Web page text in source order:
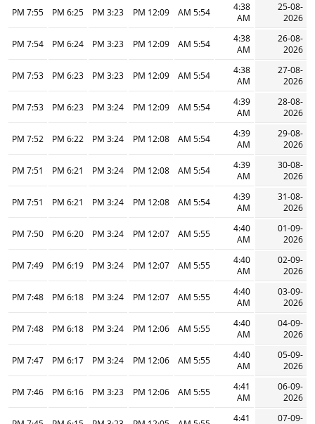
25-08-
2026
4:38
AM
5:54 AM
12:09 PM
3:23 PM
6:25 PM
7:55 PM
26-08-
2026
4:38
AM
5:54 AM
12:09 PM
3:23 PM
6:24 PM
7:54 PM
27-08-
2026
4:38
AM
5:54 AM
12:09 PM
3:23 PM
6:23 PM
7:53 PM
28-08-
2026
4:39
AM
5:54 AM
12:09 PM
3:24 PM
6:23 PM
7:53 PM
29-08-
2026
4:39
AM
5:54 AM
12:08 PM
3:24 PM
6:22 PM
7:52 PM
30-08-
2026
4:39
AM
5:54 AM
12:08 PM
3:24 PM
6:21 PM
7:51 PM
31-08-
2026
4:39
AM
5:54 AM
12:08 PM
3:24 PM
6:21 PM
7:51 PM
01-09-
2026
4:40
AM
5:55 AM
12:07 PM
3:24 PM
6:20 PM
7:50 PM
02-09-
2026
4:40
AM
5:55 AM
12:07 PM
3:24 PM
6:19 PM
7:49 PM
03-09-
2026
4:40
AM
5:55 AM
12:07 PM
3:24 PM
6:18 PM
7:48 PM
04-09-
2026
4:40
AM
5:55 AM
12:06 PM
3:24 PM
6:18 PM
7:48 PM
05-09-
2026
4:40
AM
5:55 AM
12:06 PM
3:24 PM
6:17 PM
7:47 PM
06-09-
2026
4:41
AM
5:55 AM
12:06 PM
3:23 PM
6:16 PM
7:46 PM
07-09-
4:41